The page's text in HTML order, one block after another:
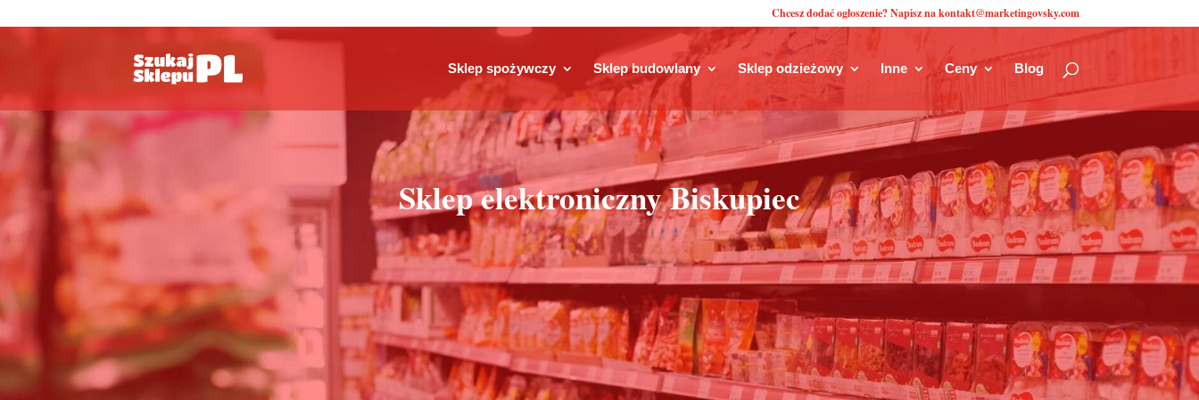
Chcesz dodać ogłoszenie? Napisz na kontakt@marketingovsky.com
Sklep spożywczy Sklep budowlany Sklep odzieżowy Inne Ceny Blog
Sklep elektroniczny Biskupiec